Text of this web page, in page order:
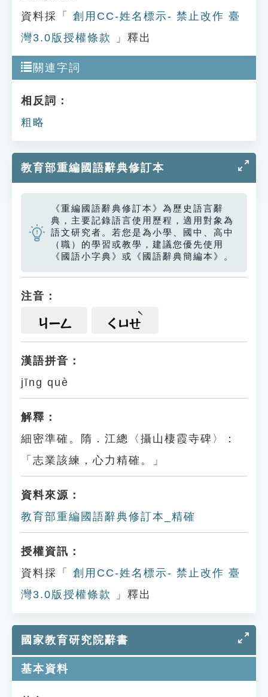
資料採「
創用CC-姓名標示- 禁止改作 臺
灣3.0版授權條款
」釋出
關連字詞
相反詞：
粗略
教育部重編國語辭典修訂本
《重編國語辭典修訂本》為歷史語言辭
典，主要記錄語言使用歷程，適用對象為
語文研究者。若您是為小學、國中、高中
（職）的學習或教學，建議您優先使用
《國語小字典》或《國語辭典簡編本》。
注音：
ㄐㄧㄥ ㄑㄩㄝ
漢語拼音：
jīng què
解釋：
細密準確。隋．江總〈攝山棲霞寺碑〉：
「志業該練，心力精確。」
資料來源：
教育部重編國語辭典修訂本_精確
授權資訊：
資料採「
創用CC-姓名標示- 禁止改作 臺
灣3.0版授權條款
」釋出
國家教育研究院辭書
基本資料